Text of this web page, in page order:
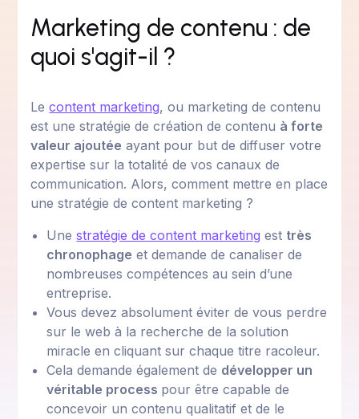
Marketing de contenu : de
quoi s'agit-il ?
Lecontent marketing, ou marketing de contenu
est une stratégie de création de contenu à forte
valeur ajoutée ayant pour but de diffuser votre
expertise sur la totalité de vos canaux de
communication. Alors, comment mettre en place
une stratégie de content marketing ?
Unestratégie de content marketing est très
chronophage et demande de canaliser de
nombreuses compétences au sein d’une
entreprise.
Vous devez absolument éviter de vous perdre
sur le web à la recherche de la solution
miracle en cliquant sur chaque titre racoleur.
Cela demande également de développer un
véritable process pour être capable de
concevoir un contenu qualitatif et de le